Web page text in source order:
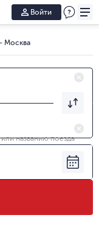
Войти
Москва
названию поезда